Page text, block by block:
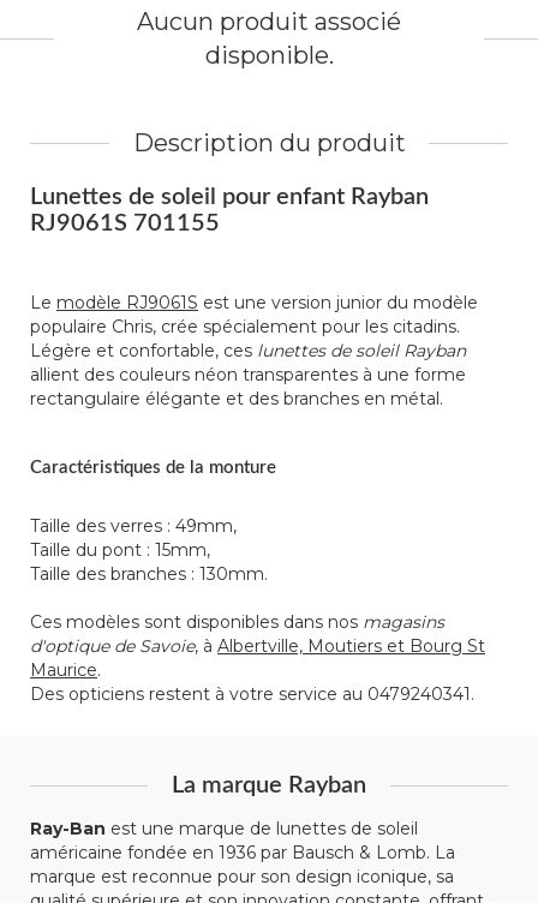
Description du produit
Lunettes de soleil pour enfant Rayban
RJ9061S 701155
Le modèle RJ9061S est une version junior du modèle
populaire Chris, crée spécialement pour les citadins.
Légère et confortable, ces lunettes de soleil Rayban
allient des couleurs néon transparentes à une forme
rectangulaire élégante et des branches en métal.
Caractéristiques de la monture
Taille des verres : 49mm,
Taille du pont : 15mm,
Taille des branches : 130mm.
Ces modèles sont disponibles dans nos magasins
d'optique de Savoie, à Albertville, Moutiers et Bourg St
Maurice.
Des opticiens restent à votre service au 0479240341.
La marque Rayban
Ray-Ban est une marque de lunettes de soleil
américaine fondée en 1936 par Bausch & Lomb. La
marque est reconnue pour son design iconique, sa
Aucun produit associé
disponible.